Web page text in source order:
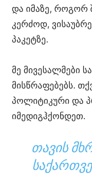
და იმაზე, როგორ
კერძოდ,
პაკეტზე.
მე მივესალმები
მისწრაფებებს.
პოლიტიკური და
იმედიგჰქონდეთ.
ᲗᲐᲕᲘᲡ